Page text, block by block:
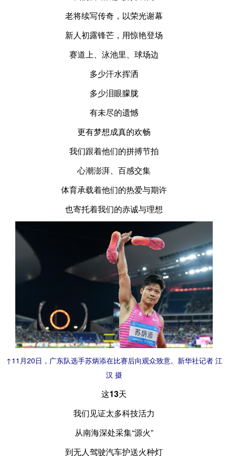
老将续写传奇，以荣光谢幕
新人初露锋芒，用惊艳登场
赛道上、泳池里、球场边
多少汗水挥洒
多少泪眼朦胧
有未尽的遗憾
更有梦想成真的欢畅
我们跟着他们的拼搏节拍
心潮澎湃、百感交集
体育承载着他们的热爱与期许
也寄托着我们的赤诚与理想
↑11月20日，广东队选手苏炳添在比赛后向观众致意。新华社记者 江
汉 摄
这13天
我们见证太多科技活力
从南海深处采集“源火”
到无人驾驶汽车护送火种灯